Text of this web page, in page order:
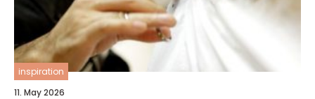
inspiration
11. May 2026